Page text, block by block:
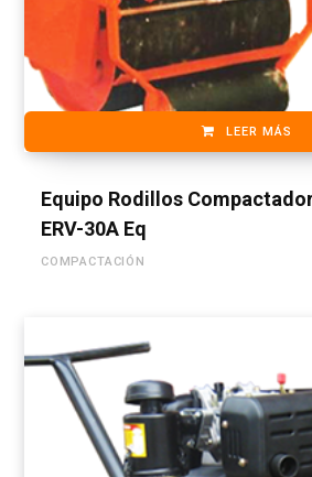
LEER MÁS
Equipo Rodillos
ERV-30A Eq
COMPACTACIÓN